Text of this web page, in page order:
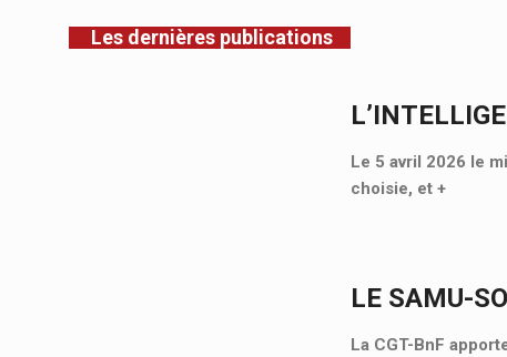
Les dernières publications
Le 5 avril 2026 le
choisie, et +
LE SAMU-
La CGT-BnF